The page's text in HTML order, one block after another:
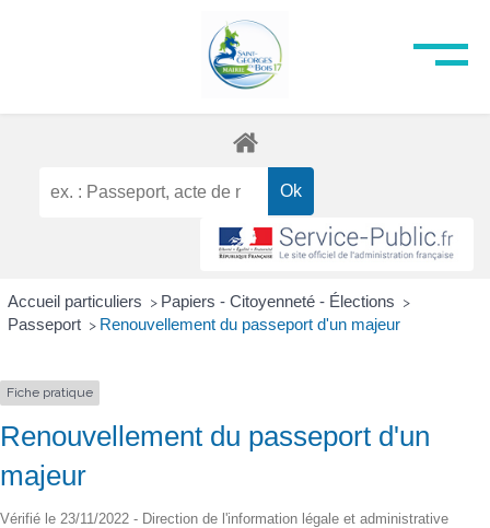
Accueil particuliers > Papiers - Citoyenneté - Élections >
Passeport > Renouvellement du passeport d'un majeur
Fiche pratique
Renouvellement du passeport d'un
majeur
Vérifié le 23/11/2022 - Direction de l'information légale et administrative